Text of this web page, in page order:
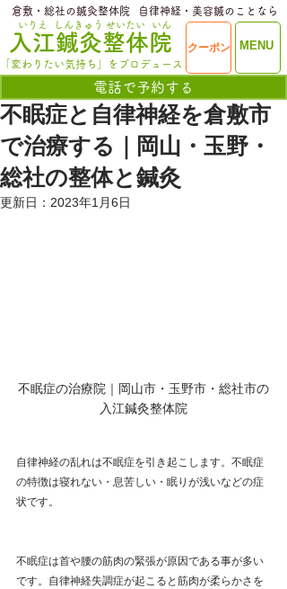
ME
​入江鍼灸整体院
いりえ
MENU
クーポン
電話で予約する
せいたい
しんきゅう いん
「変わりたい気持ち」をプロデュース
​倉敷・総社の鍼灸整体院 ​自律神経・美容鍼のことなら
不眠症と自律神経を倉敷市
で治療する｜岡山・玉野・
総社の整体と鍼灸
更新日： 2023年1月6日
不眠症の治療院｜岡山市・玉野市・総社市の
入江鍼灸整体院
自律神経の乱れは不眠症を引き起こします。不眠症
の特徴は寝れない・息苦しい・眠りが浅いなどの症
状です。
不眠症は首や腰の筋肉の緊張が原因である事が多い
です。自律神経失調症が起こると筋肉が柔らかさを